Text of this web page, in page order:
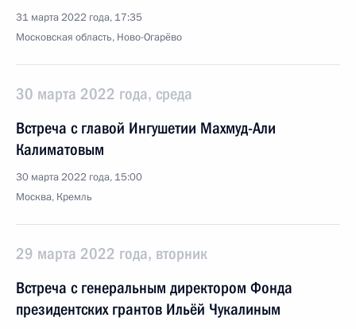
31 марта 2022 года, 17:35
Московская область, Ново-Огарёво
30 марта 2022 года, среда
Встреча с главой Ингушетии Махмуд-Али
Калиматовым
30 марта 2022 года, 15:00
Москва, Кремль
29 марта 2022 года, вторник
Встреча с генеральным директором Фонда
президентских грантов Ильёй Чукалиным